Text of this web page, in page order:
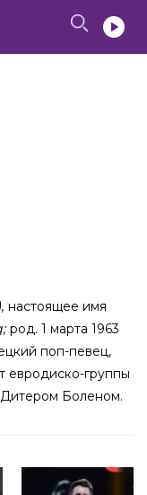
настоящее имя
род. 1 марта 1963
поп-певец,
евродиско-группы
Дитером Боленом.